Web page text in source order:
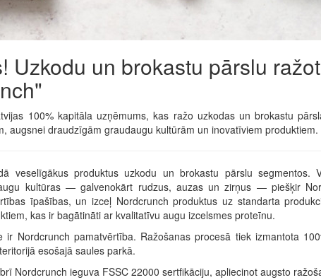
Uzkodu un brokastu pārslu
100% kapitāla uzņēmums, kas ražo uzkodas un brokastu
augsnei draudzīgām graudaugu kultūrām un inovatīviem produktiem.
veselīgākus produktus uzkodu un brokastu pārslu segmentos.
kultūras — galvenokārt rudzus, auzas un zirņus — piešķir
īpašības, un izceļ Nordcrunch produktus uz standarta
kas ir bagātināti ar kvalitatīvu augu izcelsmes proteīnu.
ir Nordcrunch pamatvērtība. Ražošanas procesā tiek izmantota
esošajā saules parkā.
Nordcrunch ieguva FSSC 22000 sertfikāciju, apliecinot augsto